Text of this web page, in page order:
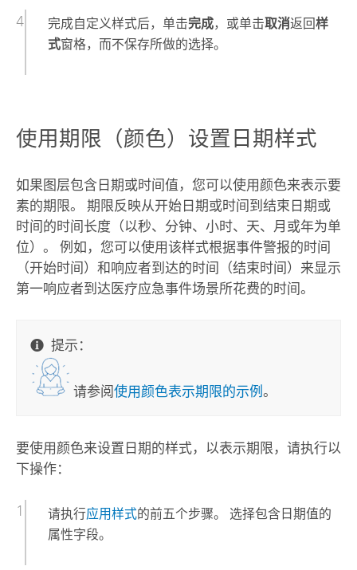
完成自定义样式后，单击完成，或单击取消返回样
式窗格，而不保存所做的选择。
使用期限（颜色）设置日期样式
如果图层包含日期或时间值，您可以使用颜色来表示要
素的期限。 期限反映从开始日期或时间到结束日期或
时间的时间长度（以秒、分钟、小时、天、月或年为单
位）。 例如，您可以使用该样式根据事件警报的时间
（开始时间）和响应者到达的时间（结束时间）来显示
第一响应者到达医疗应急事件场景所花费的时间。
提示：
请参阅使用颜色表示期限的示例。
要使用颜色来设置日期的样式，以表示期限，请执行以
下操作：
请执行应用样式的前五个步骤。 选择包含日期值的
属性字段。